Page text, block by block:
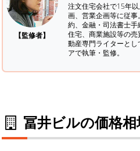
【監修者】
注文住宅会社で15年
画、営業企画等に従
約、金融・司法書士手
住宅、商業施設等の
動産専門ライターと
アで執筆・監修。
冨井ビルの価格